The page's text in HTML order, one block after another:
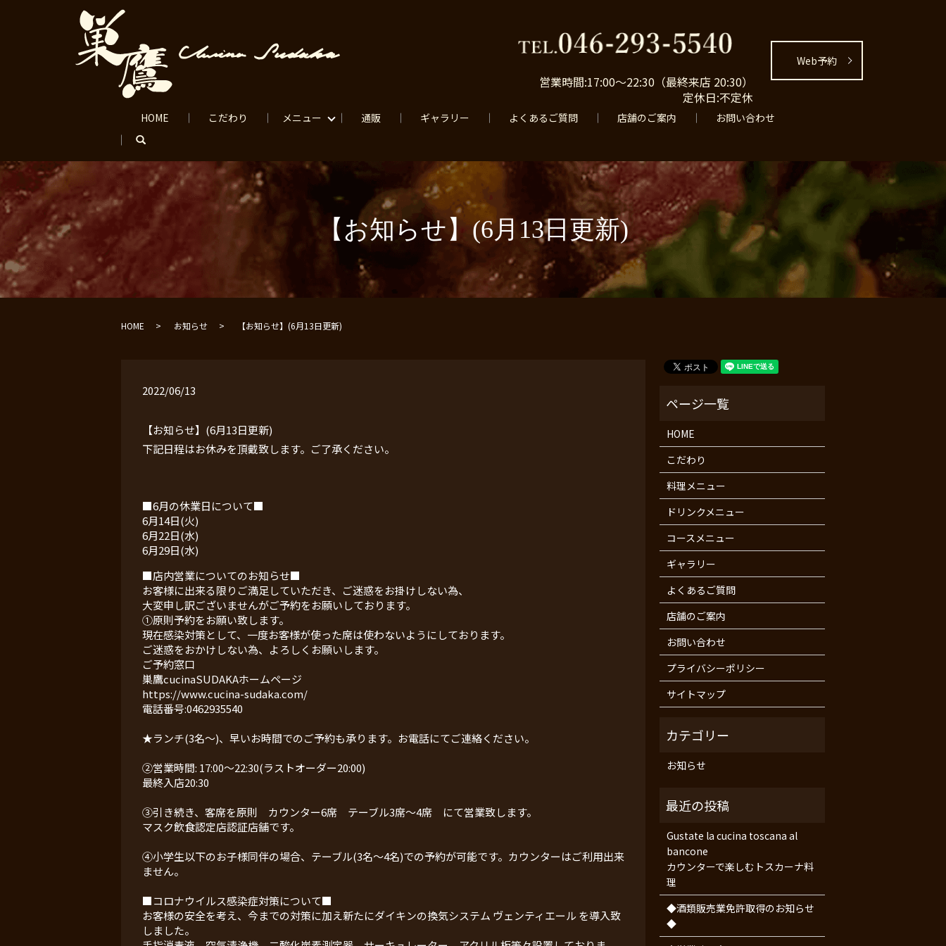
営業時間:17:00〜22:30（最終来店 20:30）
定休日:不定休
Web予約
HOME こだわり メニュー 通販 ギャラリー よくあるご質問 店舗のご案内
お問い合わせ
search
【お知らせ】(6月13日更新)
HOME お知らせ 【お知らせ】(6月13日更新)
2022/06/13
【お知らせ】(6月13日更新)
下記日程はお休みを頂戴致します。ご了承ください。
■6月の休業日について■
6月14日(火)
6月22日(水)
6月29日(水)
■店内営業についてのお知らせ■
お客様に出来る限りご満足していただき、ご迷惑をお掛けしない為、
大変申し訳ございませんがご予約をお願いしております。
①原則予約をお願い致します。
現在感染対策として、一度お客様が使った席は使わないようにしております。
ご迷惑をおかけしない為、よろしくお願いします。
ご予約窓口
巣鷹cucinaSUDAKAホームページ
https://www.cucina-sudaka.com/
電話番号:0462935540
★ランチ(3名〜)、早いお時間でのご予約も承ります。お電話にてご連絡ください。
②営業時間: 17:00〜22:30(ラストオーダー20:00)
最終入店20:30
③引き続き、客席を原則 カウンター6席 テーブル3席〜4席 にて営業致します。
マスク飲食認定店認証店舗です。
④小学生以下のお子様同伴の場合、テーブル(3名〜4名)での予約が可能です。カウンターはご利用出来
ません。
■コロナウイルス感染症対策について■
お客様の安全を考え、今までの対策に加え新たにダイキンの換気システム ヴェンティエール を導入致
しました。
HOME
こだわり
料理メニュー
ドリンクメニュー
コースメニュー
ギャラリー
よくあるご質問
店舗のご案内
お問い合わせ
プライバシーポリシー
サイトマップ
お知らせ
Gustate la cucina toscana al
bancone
カウンターで楽しむトスカーナ料
理
◆酒類販売業免許取得のお知らせ
◆